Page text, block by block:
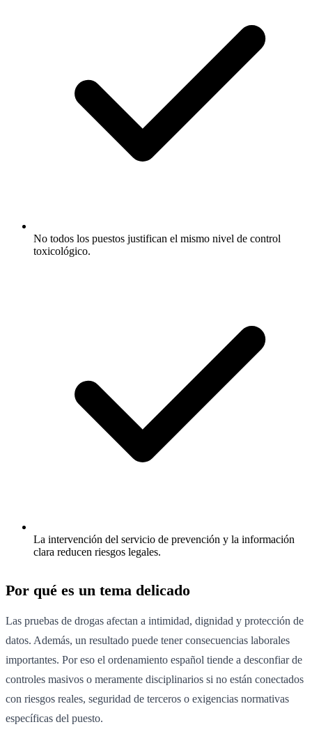
No todos los puestos justifican el mismo nivel de control
toxicológico.
La intervención del servicio de prevención y la información
clara reducen riesgos legales.
Por qué es un tema delicado
Las pruebas de drogas afectan a intimidad, dignidad y protección de
datos. Además, un resultado puede tener consecuencias laborales
importantes. Por eso el ordenamiento español tiende a desconfiar de
controles masivos o meramente disciplinarios si no están conectados
con riesgos reales, seguridad de terceros o exigencias normativas
específicas del puesto.